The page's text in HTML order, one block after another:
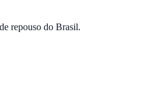
repouso do Brasil.